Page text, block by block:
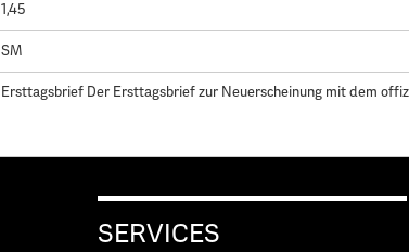
1,45
SM
Ersttagsbrief Der Ersttagsbrief zur Neuerscheinung mit dem
SERVICES